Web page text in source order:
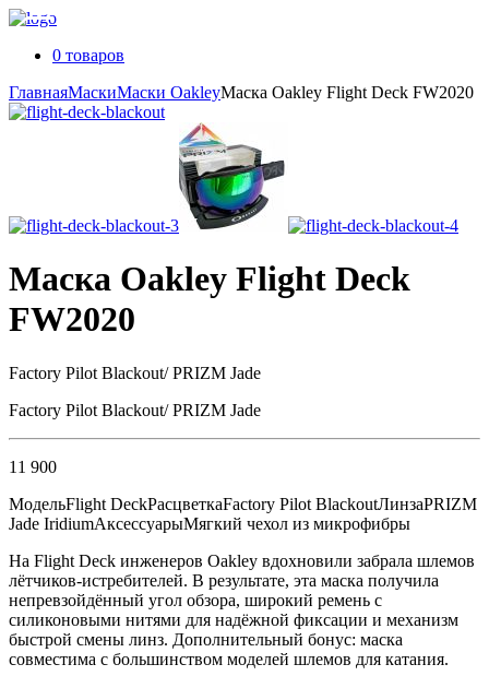
0 товаров
ГлавнаяМаскиМаски OakleyМаска Oakley Flight Deck FW2020
Маска Oakley Flight Deck
FW2020
Factory Pilot Blackout/ PRIZM Jade
Factory Pilot Blackout/ PRIZM Jade
11 900
МодельFlight DeckРасцветкаFactory Pilot BlackoutЛинзаPRIZM
Jade IridiumАксессуарыМягкий чехол из микрофибры
На Flight Deck инженеров Oakley вдохновили забрала шлемов
лётчиков-истребителей. В результате, эта маска получила
непревзойдённый угол обзора, широкий ремень с
силиконовыми нитями для надёжной фиксации и механизм
быстрой смены линз. Дополнительный бонус: маска
совместима с большинством моделей шлемов для катания.